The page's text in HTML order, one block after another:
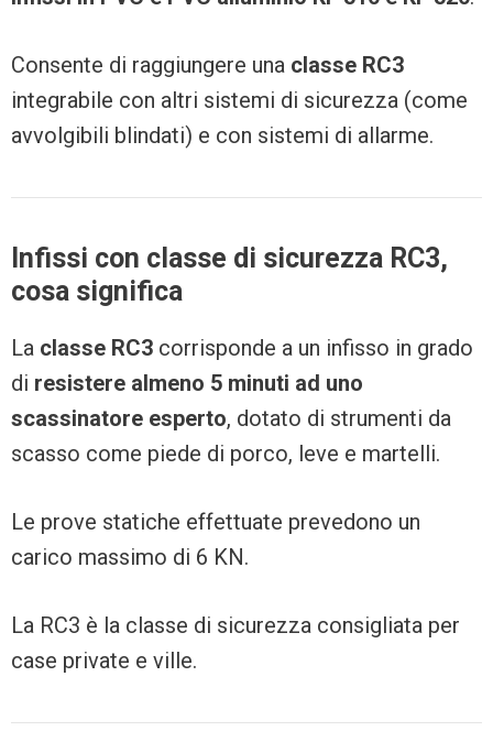
Consente di raggiungere una classe RC3
integrabile con altri sistemi di sicurezza (come
avvolgibili blindati) e con sistemi di allarme.
Infissi con classe di sicurezza RC3,
cosa significa
La classe RC3 corrisponde a un infisso in grado
di resistere almeno 5 minuti ad uno
scassinatore esperto, dotato di strumenti da
scasso come piede di porco, leve e martelli.
Le prove statiche effettuate prevedono un
carico massimo di 6 KN.
La RC3 è la classe di sicurezza consigliata per
case private e ville.